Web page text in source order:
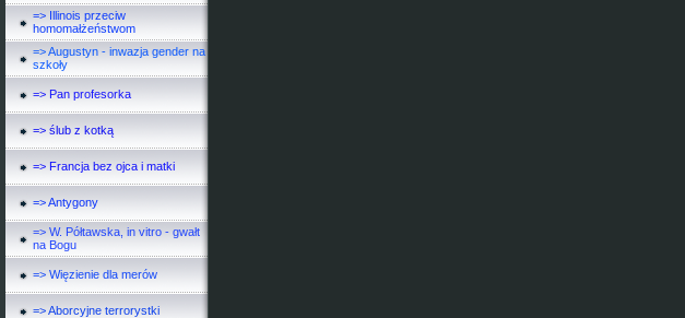
=> Illinois przeciw
homomałżeństwom
=> Augustyn - inwazja gender na
szkoły
=> Pan profesorka
=> ślub z kotką
=> Francja bez ojca i matki
=> Antygony
=> W. Półtawska, in vitro - gwałt
na Bogu
=> Więzienie dla merów
=> Aborcyjne terrorystki